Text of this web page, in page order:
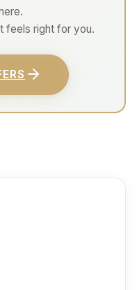
feels right for you.